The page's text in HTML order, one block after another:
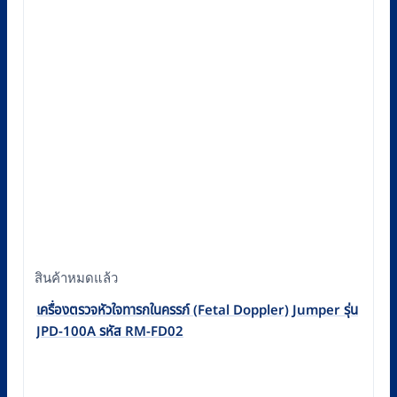
สินค้าหมดแล้ว
เครื่องตรวจหัวใจทารกในครรภ์ (Fetal Doppler) Jumper รุ่น
JPD-100A รหัส RM-FD02